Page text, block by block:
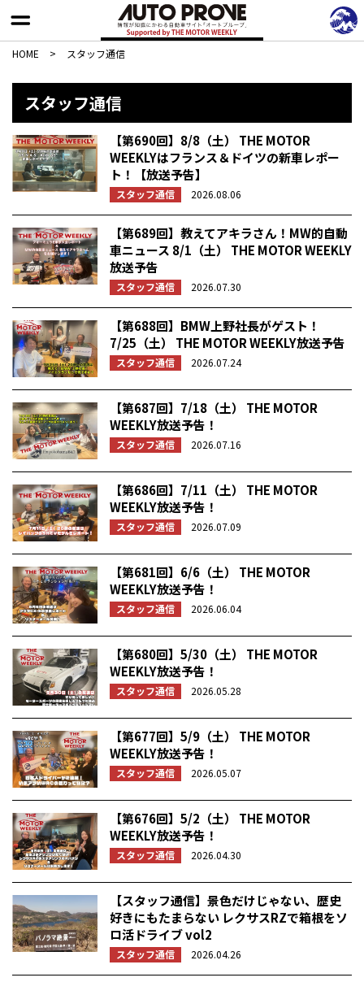
HOME > スタッフ通信
スタッフ通信
【第690回】8/8（土） THE MOTOR
WEEKLYはフランス＆ドイツの新車レポー
ト！【放送予告】
スタッフ通信 2026.08.06
【第689回】教えてアキラさん！MW的自動
車ニュース 8/1（土） THE MOTOR WEEKLY
放送予告
スタッフ通信 2026.07.30
【第688回】BMW上野社長がゲスト！
7/25（土） THE MOTOR WEEKLY放送予告
スタッフ通信 2026.07.24
【第687回】7/18（土） THE MOTOR
WEEKLY放送予告！
スタッフ通信 2026.07.16
【第686回】7/11（土） THE MOTOR
WEEKLY放送予告！
スタッフ通信 2026.07.09
【第681回】6/6（土） THE MOTOR
WEEKLY放送予告！
スタッフ通信 2026.06.04
【第680回】5/30（土） THE MOTOR
WEEKLY放送予告！
スタッフ通信 2026.05.28
【第677回】5/9（土） THE MOTOR
WEEKLY放送予告！
スタッフ通信 2026.05.07
【第676回】5/2（土） THE MOTOR
WEEKLY放送予告！
スタッフ通信 2026.04.30
【スタッフ通信】景色だけじゃない、歴史
好きにもたまらない レクサスRZで箱根をソ
ロ活ドライブ vol2
スタッフ通信 2026.04.26